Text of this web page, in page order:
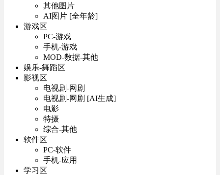
其他图片
AI图片 [全年龄]
游戏区
PC-游戏
手机-游戏
MOD-数据-其他
娱乐-舞蹈区
影视区
电视剧-网剧
电视剧-网剧 [AI生成]
电影
特摄
综合-其他
软件区
PC-软件
手机-应用
学习区